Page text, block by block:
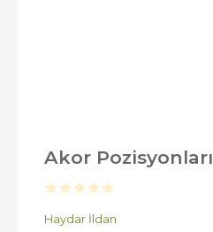
Akor Pozisyonları
Haydar İldan